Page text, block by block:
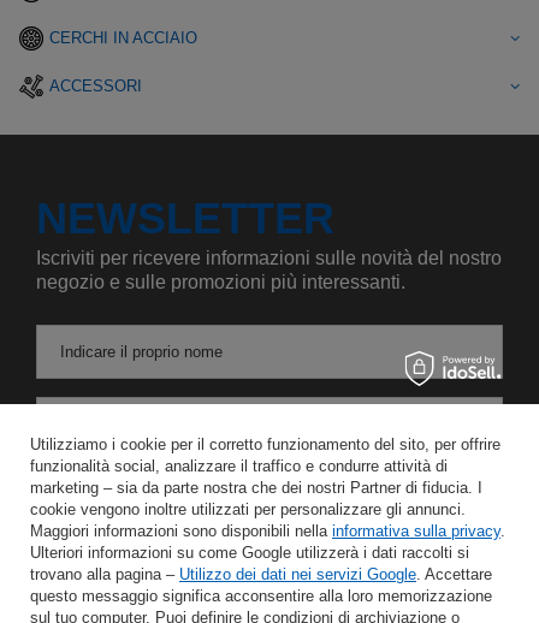
CERCHI IN ACCIAIO
ACCESSORI
NEWSLETTER
Iscriviti per ricevere informazioni sulle novità del nostro
negozio e sulle promozioni più interessanti.
Indicare il proprio nome
Acconsento al trattamento dei miei dati personali per le finalità e l'ambito di applicazione del servizio di Newsletter nel
RISPARMIARE
Utilizziamo i cookie per il corretto funzionamento del sito, per offrire
funzionalità social, analizzare il traffico e condurre attività di
marketing – sia da parte nostra che dei nostri Partner di fiducia. I
cookie vengono inoltre utilizzati per personalizzare gli annunci.
Maggiori informazioni sono disponibili nella informativa sulla privacy.
Ulteriori informazioni su come Google utilizzerà i dati raccolti si
trovano alla pagina – Utilizzo dei dati nei servizi Google. Accettare
questo messaggio significa acconsentire alla loro memorizzazione
sul tuo computer. Puoi definire le condizioni di archiviazione o